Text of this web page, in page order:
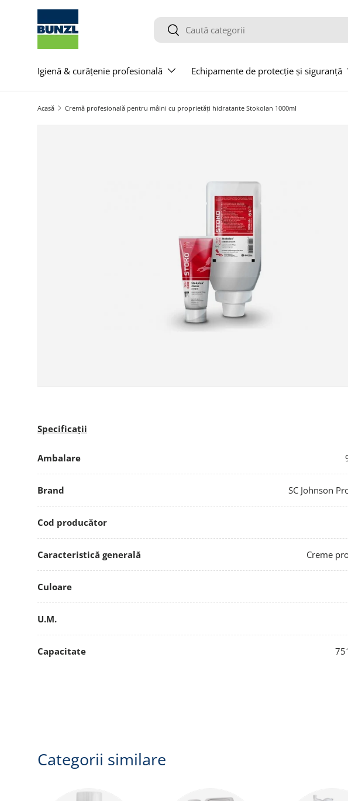
Salt la conținut Caută
Caută
Igienă & curățenie profesională Echipamente de protecție și siguranță
Acasă Cremă profesională pentru mâini cu proprietăți hidratante Stokolan 1000ml
Specificații
Ambalare
Brand SC Johnson
Cod producător
Caracteristică generală Creme
Culoare
U.M.
Capacitate
Categorii similare